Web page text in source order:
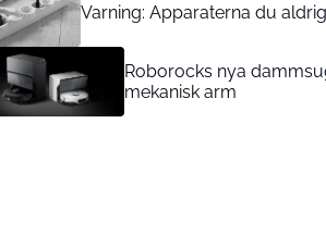
Varning: Apparaterna du
Roborocks nya
mekanisk arm